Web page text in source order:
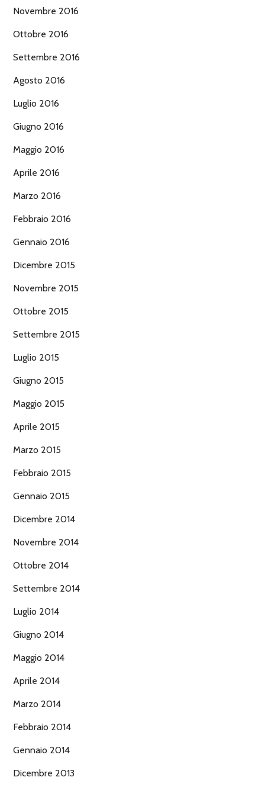
Novembre 2016
Ottobre 2016
Settembre 2016
Agosto 2016
Luglio 2016
Giugno 2016
Maggio 2016
Aprile 2016
Marzo 2016
Febbraio 2016
Gennaio 2016
Dicembre 2015
Novembre 2015
Ottobre 2015
Settembre 2015
Luglio 2015
Giugno 2015
Maggio 2015
Aprile 2015
Marzo 2015
Febbraio 2015
Gennaio 2015
Dicembre 2014
Novembre 2014
Ottobre 2014
Settembre 2014
Luglio 2014
Giugno 2014
Maggio 2014
Aprile 2014
Marzo 2014
Febbraio 2014
Gennaio 2014
Dicembre 2013